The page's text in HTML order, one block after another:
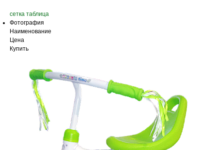
сетка таблица
Фотография
Наименование
Цена
Купить